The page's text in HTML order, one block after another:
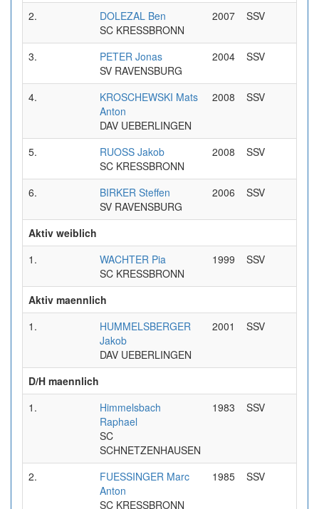
2.
DOLEZAL Ben
SC KRESSBRONN
2007 SSV
3.
PETER Jonas
SV RAVENSBURG
2004 SSV
4.
KROSCHEWSKI Mats
Anton
DAV UEBERLINGEN
2008 SSV
5.
RUOSS Jakob
SC KRESSBRONN
2008 SSV
6.
BIRKER Steffen
SV RAVENSBURG
2006 SSV
Aktiv weiblich
1.
WACHTER Pia
SC KRESSBRONN
1999 SSV
Aktiv maennlich
1.
HUMMELSBERGER
Jakob
DAV UEBERLINGEN
2001 SSV
D/H maennlich
1.
Himmelsbach
Raphael
SC
SCHNETZENHAUSEN
1983 SSV
2.
FUESSINGER Marc
Anton
SC KRESSBRONN
1985 SSV